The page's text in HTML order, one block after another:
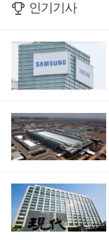
인기기사